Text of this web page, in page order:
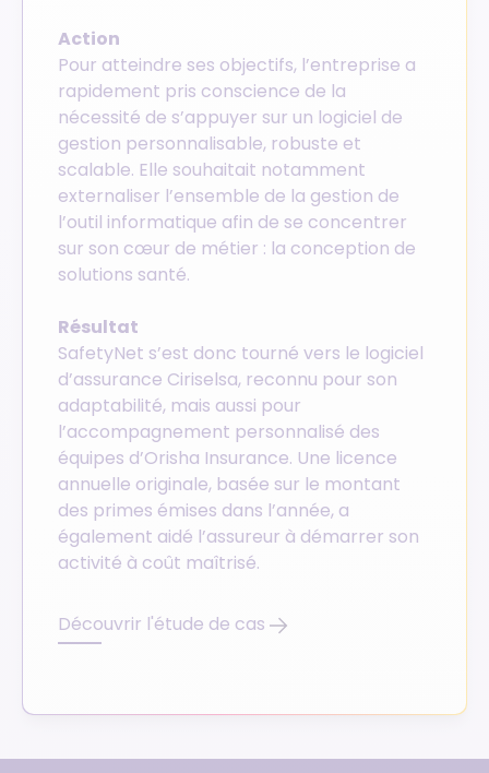
Action
Pour atteindre ses objectifs, l’entreprise a
rapidement pris conscience de la
nécessité de s’appuyer sur un logiciel de
gestion personnalisable, robuste et
scalable. Elle souhaitait notamment
externaliser l’ensemble de la gestion de
l’outil informatique afin de se concentrer
sur son cœur de métier : la conception de
solutions santé.
Résultat
SafetyNet s’est donc tourné vers le logiciel
d’assurance Ciriselsa, reconnu pour son
adaptabilité, mais aussi pour
l’accompagnement personnalisé des
équipes d’Orisha Insurance. Une licence
annuelle originale, basée sur le montant
des primes émises dans l’année, a
également aidé l’assureur à démarrer son
activité à coût maîtrisé.
Découvrir l'étude de cas